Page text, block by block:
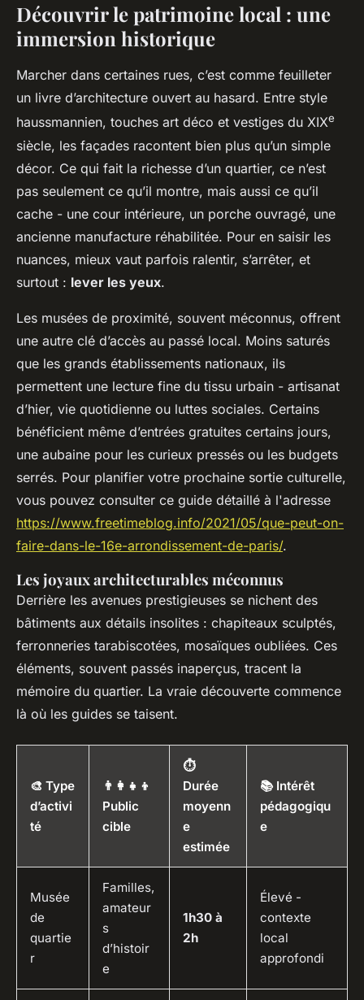
Découvrir le patrimoine local : une
immersion historique
Marcher dans certaines rues, c’est comme feuilleter
un livre d’architecture ouvert au hasard. Entre style
haussmannien, touches art déco et vestiges du XIXe
siècle, les façades racontent bien plus qu’un simple
décor. Ce qui fait la richesse d’un quartier, ce n’est
pas seulement ce qu’il montre, mais aussi ce qu’il
cache - une cour intérieure, un porche ouvragé, une
ancienne manufacture réhabilitée. Pour en saisir les
nuances, mieux vaut parfois ralentir, s’arrêter, et
surtout : lever les yeux.
Les musées de proximité, souvent méconnus, offrent
une autre clé d’accès au passé local. Moins saturés
que les grands établissements nationaux, ils
permettent une lecture fine du tissu urbain - artisanat
d’hier, vie quotidienne ou luttes sociales. Certains
bénéficient même d’entrées gratuites certains jours,
une aubaine pour les curieux pressés ou les budgets
serrés. Pour planifier votre prochaine sortie culturelle,
vous pouvez consulter ce guide détaillé à l'adresse
https://www.freetimeblog.info/2021/05/que-peut-on-
faire-dans-le-16e-arrondissement-de-paris/.
Les joyaux architecturables méconnus
Derrière les avenues prestigieuses se nichent des
bâtiments aux détails insolites : chapiteaux sculptés,
ferronneries tarabiscotées, mosaïques oubliées. Ces
éléments, souvent passés inaperçus, tracent la
mémoire du quartier. La vraie découverte commence
là où les guides se taisent.
🎨 Type
d’activi
té
👨‍👩‍👧‍👦
Public
cible
⏱️
Durée
moyenn
e
estimée
📚 Intérêt
pédagogiqu
e
Musée
de
quartie
r
Familles,
amateur
s
d’histoir
e
1h30 à
2h
Élevé -
contexte
local
approfondi